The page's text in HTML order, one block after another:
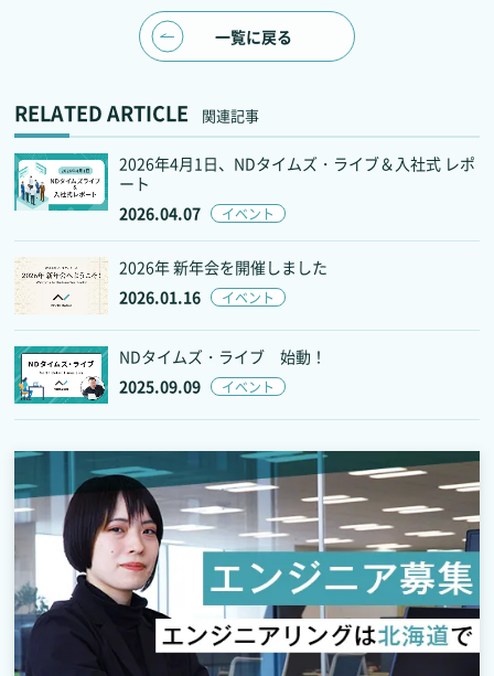
一覧に戻る
RELATED ARTICLE 関連記事
2026.04.07 イベント
2026年4月1日、NDタイムズ・ライブ＆入社式 レポ
ート
2026.01.16 イベント
2026年 新年会を開催しました
2025.09.09 イベント
NDタイムズ・ライブ 始動！